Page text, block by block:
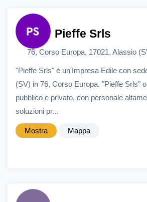
Pieffe Srls
76, Corso Europa, 17021, Alassio
"Pieffe Srls" è un'Impresa Edile con
(SV) in 76, Corso Europa. "Pieffe Srls"
pubblico e privato, con personale
soluzioni pr...
Mostra Mappa